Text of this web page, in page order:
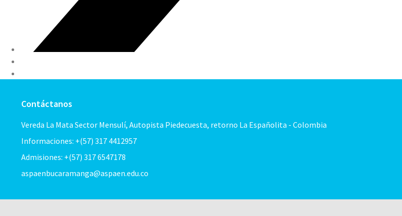
Contáctanos
Vereda La Mata Sector Mensulí, Autopista Piedecuesta, retorno La Españolita - Colombia
Informaciones: +(57) 317 4412957
Admisiones: +(57) 317 6547178
aspaenbucaramanga@aspaen.edu.co